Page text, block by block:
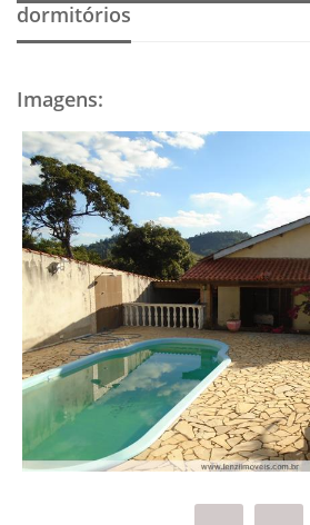
dormitórios
Imagens: